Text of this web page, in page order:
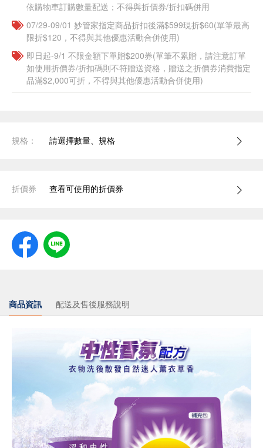
依購物車訂購數量配送；不得與折價券/折扣碼併用
07/29-09/01 妙管家指定商品折扣後滿$599現折$60(單筆最高
限折$120，不得與其他優惠活動合併使用)
即日起-9/1 不限金額下單贈$200券(單筆不累贈，請注意訂單
如使用折價券/折扣碼則不符贈送資格，贈送之折價券消費指定
品滿$2,000可折，不得與其他優惠活動合併使用)
規格： 請選擇數量、規格
折價券 查看可使用的折價券
商品資訊 配送及售後服務說明